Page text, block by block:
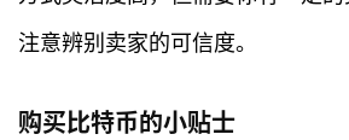
页
注意辨别卖家的可信度。
购买比特币的小贴士